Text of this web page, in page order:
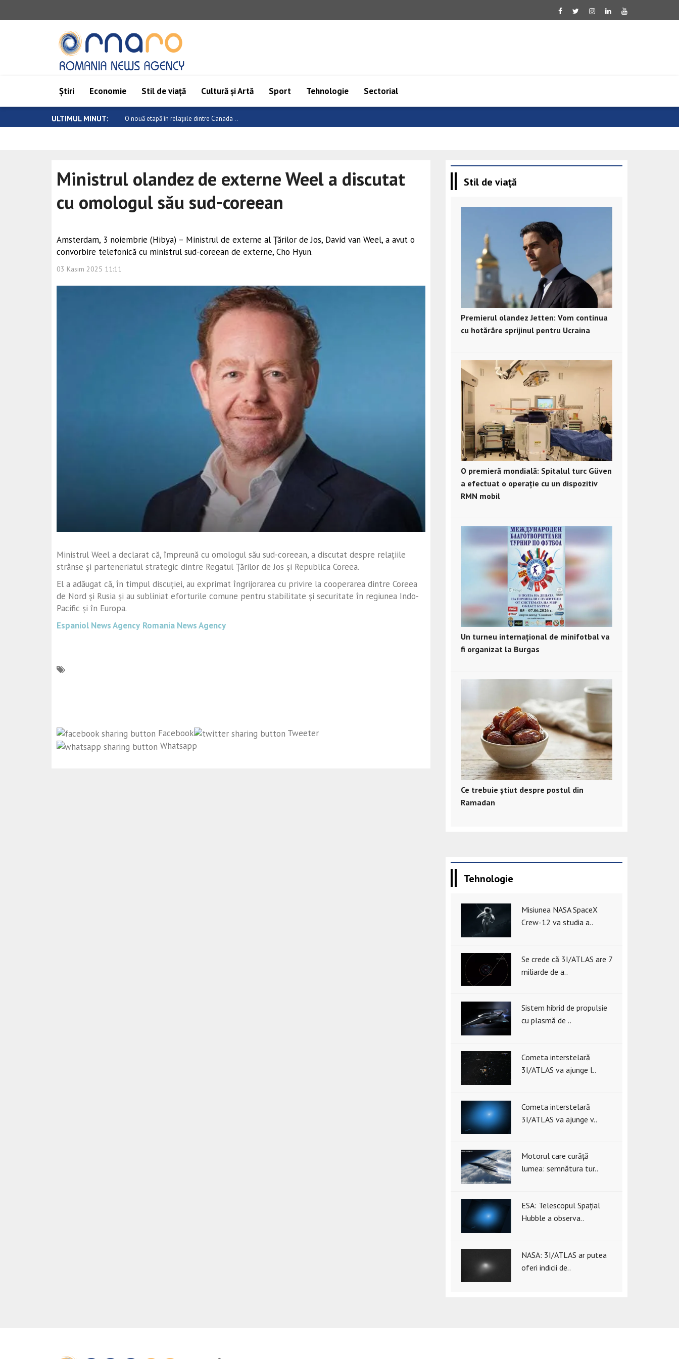
Știri Economie Stil de viață Cultură și Artă Sport Tehnologie Sectorial
ULTIMUL MINUT: Atac armat într-o școală din Thailanda: ..
Ministrul olandez de externe Weel a discutat
cu omologul său sud-coreean
Amsterdam, 3 noiembrie (Hibya) – Ministrul de externe al Țărilor de Jos, David van Weel, a avut o
convorbire telefonică cu ministrul sud-coreean de externe, Cho Hyun.
03 Kasım 2025 11:11
Ministrul Weel a declarat că, împreună cu omologul său sud-coreean, a discutat despre relațiile
strânse și parteneriatul strategic dintre Regatul Țărilor de Jos și Republica Coreea.
El a adăugat că, în timpul discuției, au exprimat îngrijorarea cu privire la cooperarea dintre Coreea
de Nord și Rusia și au subliniat eforturile comune pentru stabilitate și securitate în regiunea Indo-
Pacific și în Europa.
Espaniol News Agency Romania News Agency
Facebook
Tweeter
Whatsapp
Stil de viață
Premierul olandez Jetten: Vom continua
cu hotărâre sprijinul pentru Ucraina
O premieră mondială: Spitalul turc Güven
a efectuat o operație cu un dispozitiv
RMN mobil
Un turneu internațional de minifotbal va
fi organizat la Burgas
Ce trebuie știut despre postul din
Ramadan
Tehnologie
Misiunea NASA SpaceX
Crew-12 va studia a..
Se crede că 3I/ATLAS are 7
miliarde de a..
Sistem hibrid de propulsie
cu plasmă de ..
Cometa interstelară
3I/ATLAS va ajunge l..
Cometa interstelară
3I/ATLAS va ajunge v..
Motorul care curăță
lumea: semnătura tur..
ESA: Telescopul Spațial
Hubble a observa..
NASA: 3I/ATLAS ar putea
oferi indicii de..